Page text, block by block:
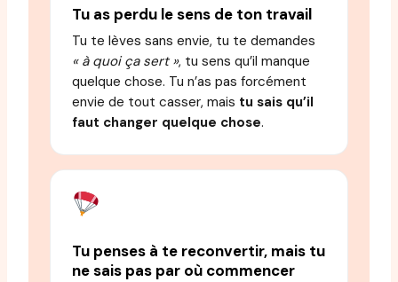
Tu as perdu le sens de ton travail
Tu te lèves sans envie, tu te demandes
« à quoi ça sert », tu sens qu’il manque
quelque chose. Tu n’as pas forcément
envie de tout casser, mais tu sais qu’il
faut changer quelque chose.
Tu penses à te reconvertir, mais tu
ne sais pas par où commencer